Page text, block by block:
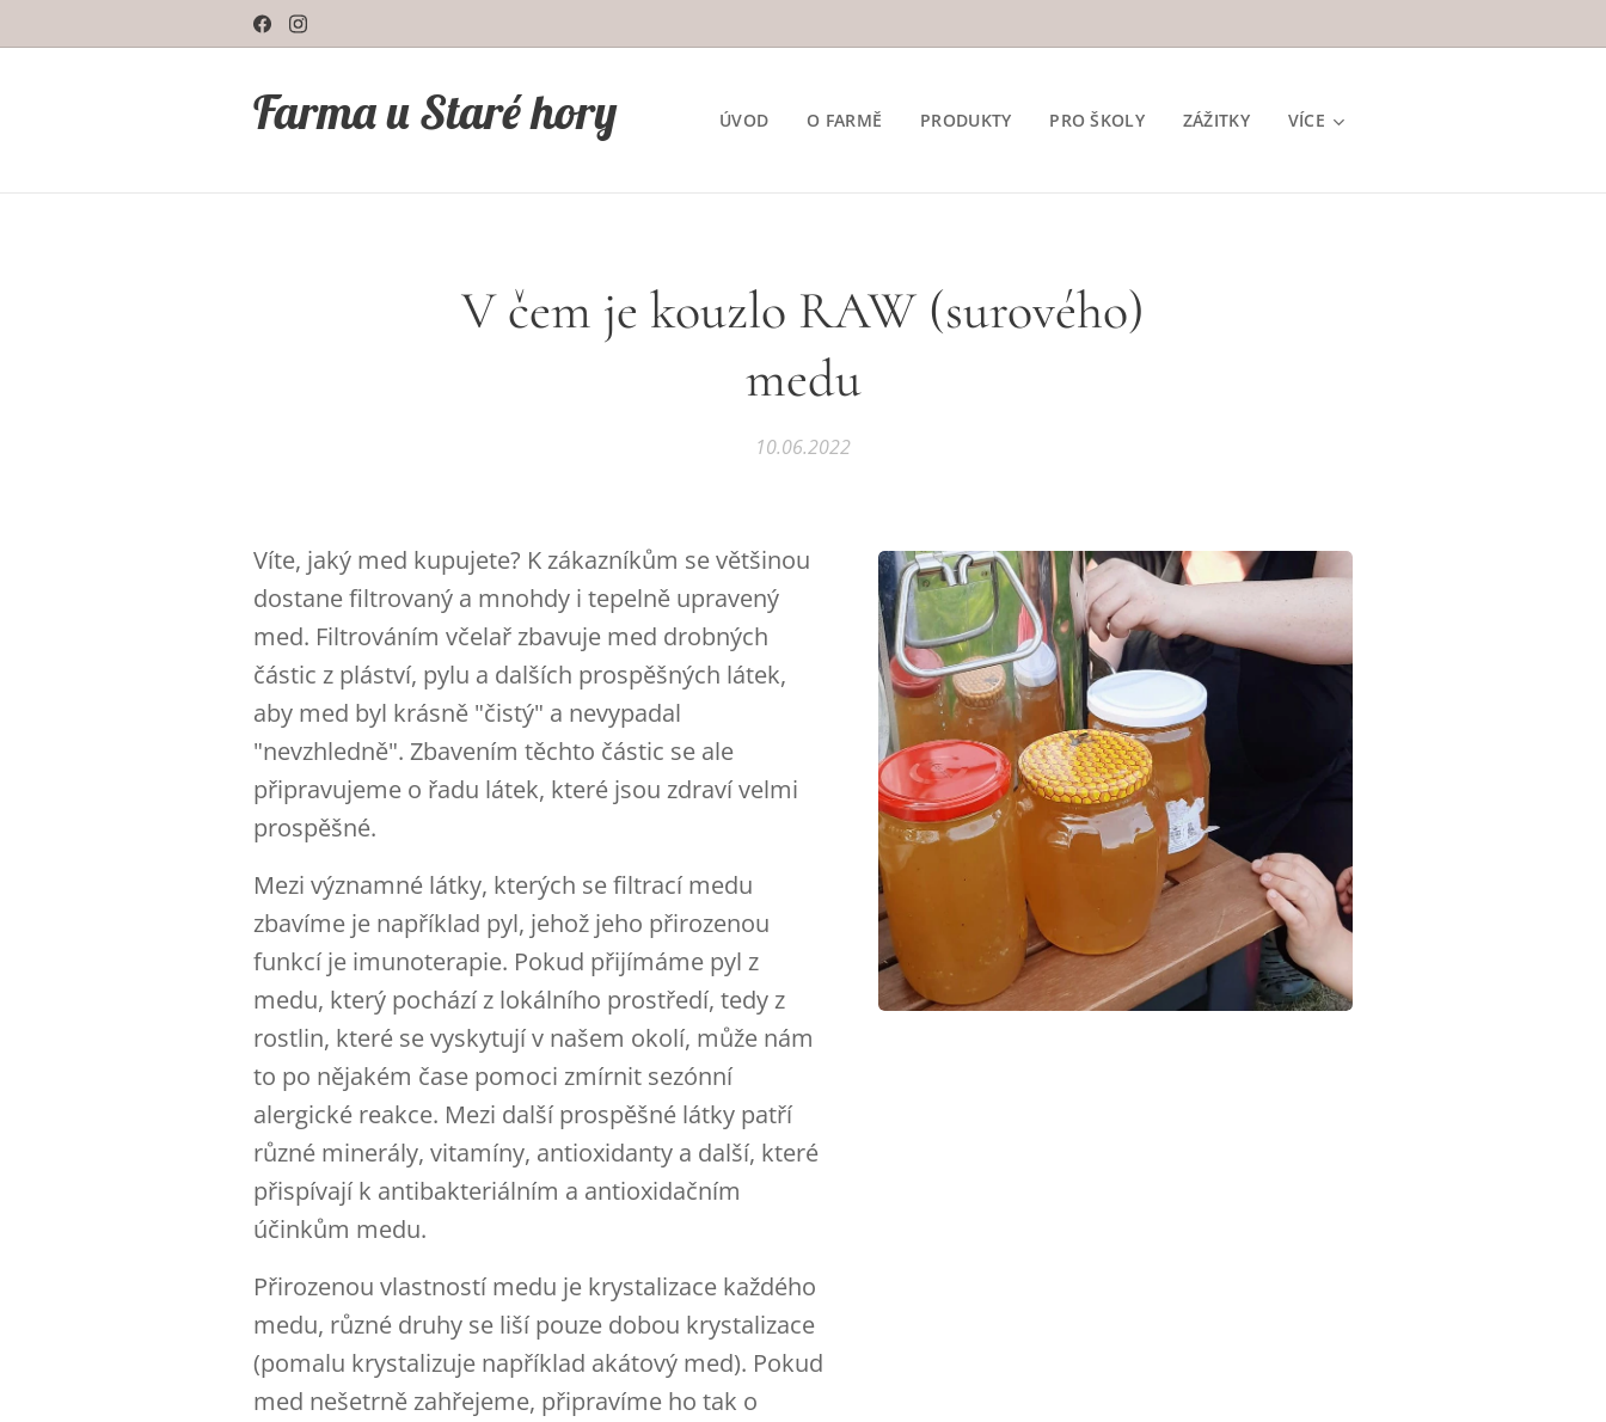
Farma u Staré hory ÚVOD O FARMĚ PRODUKTY PRO ŠKOLY ZÁŽITKY VÍCE
V čem je kouzlo RAW (surového)
medu
10.06.2022
Víte, jaký med kupujete? K zákazníkům se většinou
dostane filtrovaný a mnohdy i tepelně upravený
med. Filtrováním včelař zbavuje med drobných
částic z pláství, pylu a dalších prospěšných látek,
aby med byl krásně "čistý" a nevypadal
"nevzhledně". Zbavením těchto částic se ale
připravujeme o řadu látek, které jsou zdraví velmi
prospěšné.
Mezi významné látky, kterých se filtrací medu
zbavíme je například pyl, jehož jeho přirozenou
funkcí je imunoterapie. Pokud přijímáme pyl z
medu, který pochází z lokálního prostředí, tedy z
rostlin, které se vyskytují v našem okolí, může nám
to po nějakém čase pomoci zmírnit sezónní
alergické reakce. Mezi další prospěšné látky patří
různé minerály, vitamíny, antioxidanty a další, které
přispívají k antibakteriálním a antioxidačním
účinkům medu.
Přirozenou vlastností medu je krystalizace každého
medu, různé druhy se liší pouze dobou krystalizace
(pomalu krystalizuje například akátový med). Pokud
med nešetrně zahřejeme, připravíme ho tak o